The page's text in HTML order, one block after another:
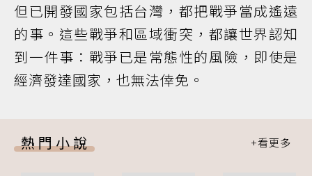
但已開發國家包括台灣，都把戰爭當成遙遠
的事。這些戰爭和區域衝突，都讓世界認知
到一件事：戰爭已是常態性的風險，即使是
經濟發達國家，也無法倖免。
熱門小說